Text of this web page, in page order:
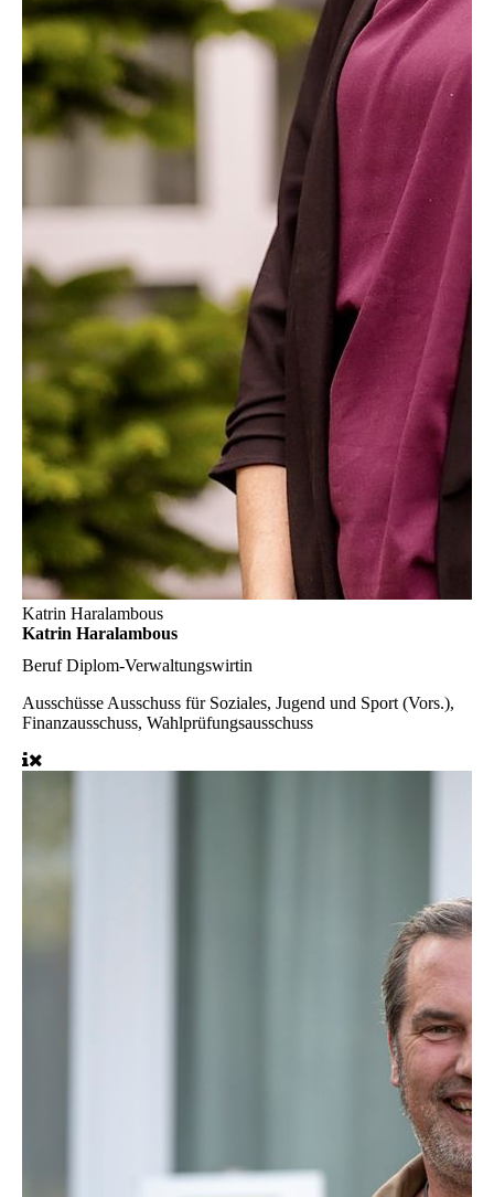
Katrin Haralambous
Katrin Haralambous
BerufDiplom-Verwaltungswirtin
Ausschüsse Ausschuss für Soziales, Jugend und Sport (Vors.),
Finanzausschuss, Wahlprüfungsausschuss